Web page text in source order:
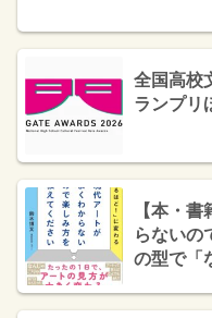
全国高校
ランプリ
【本・
らないの
の型で「
ー〉・日